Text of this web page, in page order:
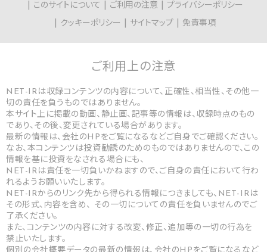
このサイトについて
ご利用の注意
プライバシーポリシー
クッキーポリシー
サイトマップ 免責事項
ご利用上の注意
NET-IRは収録コンテンツの内容について、正確性、相当性、その他一
切の責任を負うものではありません。
本サイト上に掲載の動画、静止画、記事等の情報は、収録時点のもの
であり、その後、変更されている場合があります。
最新の情報は、会社のHPをご覧になるなどご自身でご確認ください。
なお、本コンテンツは投資勧誘のためのものではありませんので、この
情報を基に投資をなされる場合にも、
NET-IRは責任を一切負いかねますので、ご自身の責任において行わ
れるようお願いいたします。
NET-IRからのリンク先から得られる情報につきましても、NET-IRは
その形式、内容を含め、 その一切についての責任を負いませんのでご
了承ください。
また、コンテンツの内容に対する改変、修正、追加等の一切の行為を
禁止いたします。